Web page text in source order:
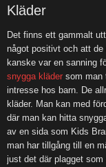
Kläder
Det finns ett gammalt
något positivt och att
kanske var en sanning
snygga kläder som man
intresse hos barn. De
kläder. Man kan med
där man kan hitta
av en sida som Kids
man har tillgång till en
just det där plagget